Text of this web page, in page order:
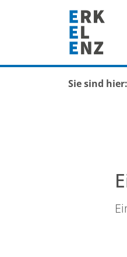
Zum Hauptinhalt springen
Sie sind hier: